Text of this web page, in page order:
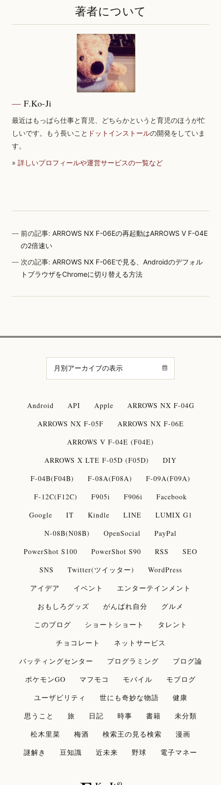
著者について
F.Ko-Ji
最近はもっぱら仕事と育児、どちらかというと育児のほうが忙
しいです。もう長いこと ドットインストールの開発をしていま
す。
» 詳しいプロフィールや運営サービスの一覧など
前の記事:ARROWS NX F-06Eの再起動はARROWS V F-04E
の2倍速い
次の記事:ARROWS NX F-06Eで見る、Androidのデフォル
トブラウザをChromeに切り替える方法
Android API Apple
ARROWS NX F-04G
ARROWS NX F-05F
ARROWS NX F-06E
ARROWS V F-04E (F04E)
ARROWS X LTE F-05D (F05D)
DIY
F-04B(F04B)
F-08A(F08A)
F-09A(F09A)
F-12C(F12C)
F905i F906i
Facebook
Google
IT Kindle LINE
LUMIX G1
N-08B(N08B)
OpenSocial
PayPal
PowerShot S100
PowerShot S90 RSS
SEO
SNS
Twitter(ツイッター)
WordPress
アイデア
イベント
エンターテインメント
おもしろグッズ
がんばれ自分
グルメ
このブログ
ショートショート
タレント
チョコレート
ネットサービス
バッティングセンター
プログラミング
ブログ論
ポケモンGO
マフモコ モバイル
モブログ
ユーザビリティ
世にも奇妙な物語
健康
思うこと
旅 日記 時事 書籍
未分類
松木里菜
梅酒 検索王の見る検索
漫画
謎解き
豆知識 近未来 野球 電子マネー